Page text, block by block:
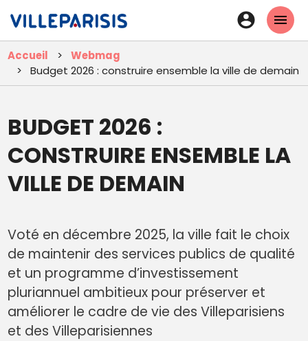
contenu
En-
tête
-
Accueil
Webmag
Budget 2026 : construire ensemble la ville de demain
BUDGET 2026 :
CONSTRUIRE ENSEMBLE LA
VILLE DE DEMAIN
Voté en décembre 2025, la ville fait le choix
de maintenir des services publics de qualité
et un programme d’investissement
pluriannuel ambitieux pour préserver et
améliorer le cadre de vie des Villeparisiens
et des Villeparisiennes